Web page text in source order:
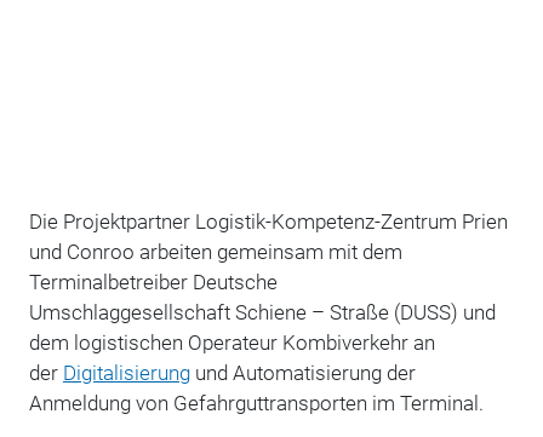
Die Projektpartner Logistik-Kompetenz-Zentrum Prien
und Conroo arbeiten gemeinsam mit dem
Terminalbetreiber Deutsche
Umschlaggesellschaft Schiene – Straße (DUSS) und
dem logistischen Operateur Kombiverkehr an
der Digitalisierungund Automatisierung der
Anmeldung von Gefahrguttransporten im Terminal.